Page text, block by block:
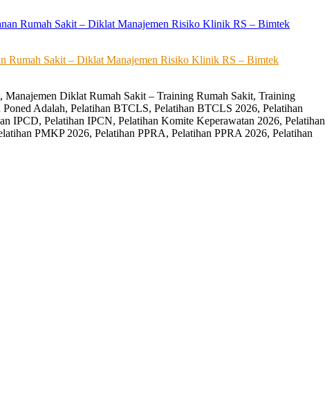
Rumah Sakit – Diklat Manajemen Risiko Klinik RS – Bimtek
Diklat Rumah Sakit – Training Rumah Sakit, Training
Adalah, Pelatihan BTCLS, Pelatihan BTCLS 2026, Pelatihan
IPCD, Pelatihan IPCN, Pelatihan Komite Keperawatan 2026, Pelatihan
PMKP 2026, Pelatihan PPRA, Pelatihan PPRA 2026, Pelatihan